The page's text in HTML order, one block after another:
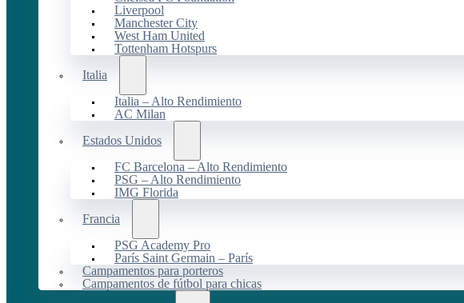
Liverpool
Manchester City
West Ham United
Tottenham Hotspurs
Italia
Italia – Alto Rendimiento
AC Milan
Estados Unidos
FC Barcelona – Alto Rendimiento
PSG – Alto Rendimiento
IMG Florida
Francia
PSG Academy Pro
París Saint Germain – París
Campamentos para porteros
Campamentos de fútbol para chicas